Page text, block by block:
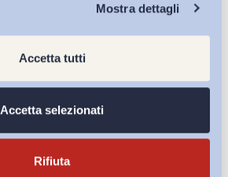
Mostra dettagli
Accetta tutti
Accetta selezionati
Rifiuta